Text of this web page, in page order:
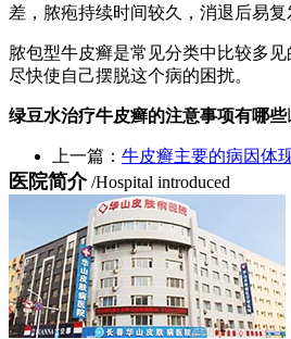
差，脓疱持续时间较久，消退后易复
脓包型牛皮癣是常见分类中比较多
尽快使自己摆脱这个病的困扰。
绿豆水治疗牛皮癣的注意事项有哪些
上一篇： 牛皮癣主要的病因体
医院简介/Hospital introduced